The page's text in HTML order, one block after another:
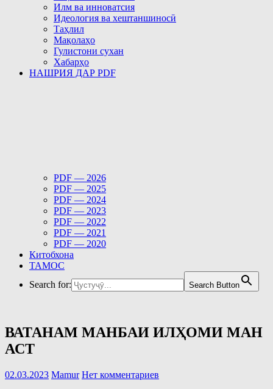
Илм ва инноватсия
Идеология ва хештаншиносӣ
Таҳлил
Мақолаҳо
Гулистони сухан
Хабарҳо
НАШРИЯ ДАР PDF
PDF — 2026
PDF — 2025
PDF — 2024
PDF — 2023
PDF — 2022
PDF — 2021
PDF — 2020
Китобхона
ТАМОС
Search for:
Search Button
ВАТАНАМ МАНБАИ ИЛҲОМИ МАН
АСТ
02.03.2023 Mamur Нет комментариев